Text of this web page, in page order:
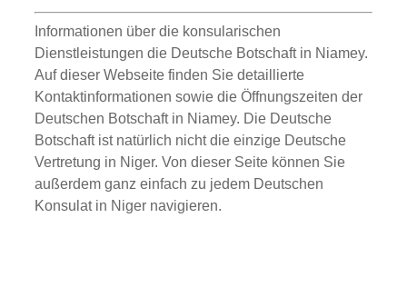
Informationen über die konsularischen
Dienstleistungen die Deutsche Botschaft in Niamey.
Auf dieser Webseite finden Sie detaillierte
Kontaktinformationen sowie die Öffnungszeiten der
Deutschen Botschaft in Niamey. Die Deutsche
Botschaft ist natürlich nicht die einzige Deutsche
Vertretung in Niger. Von dieser Seite können Sie
außerdem ganz einfach zu jedem Deutschen
Konsulat in Niger navigieren.